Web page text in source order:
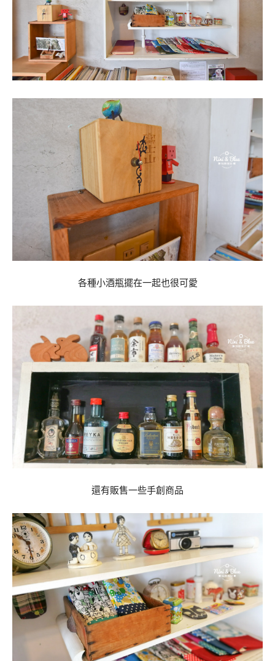
各種小酒瓶擺在一起也很可愛
還有販售一些手創商品